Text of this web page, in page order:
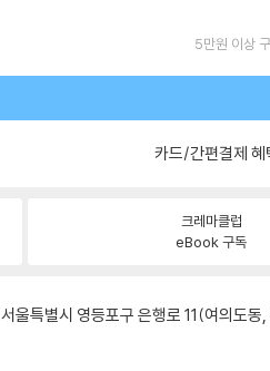
5만원 이상
카드/간편결제 혜
크레마클럽
eBook 구독
서울특별시 영등포구 은행로 11(여의도동